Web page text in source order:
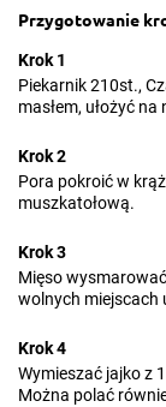
Przygotowanie
Krok 1
Piekarnik 210st.,
masłem, ułożyć
Krok 2
Pora pokroić w
muszkatołową.
Krok 3
Mięso
wolnych miejscach
Krok 4
Wymieszać jajko z
Można polać